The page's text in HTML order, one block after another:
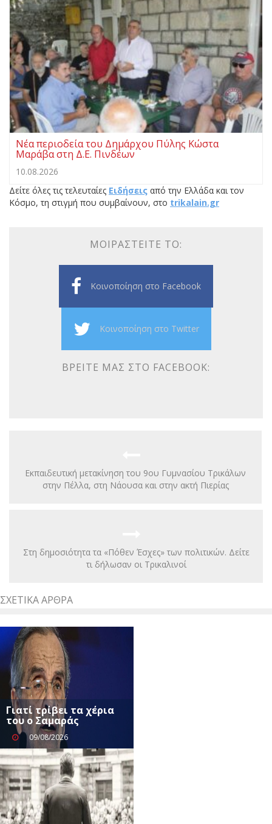
Νέα περιοδεία του Δημάρχου Πύλης Κώστα
Μαράβα στη Δ.Ε. Πινδέων
10.08.2026
Δείτε όλες τις τελευταίες Ειδήσεις από την Ελλάδα και τον
Κόσμο, τη στιγμή που συμβαίνουν, στο trikalain.gr
ΜΟΙΡΑΣΤΕΊΤΕ ΤΟ:
Κοινοποίηση στο Facebook
Κοινοποίηση στο Twitter
ΒΡΕΊΤΕ ΜΑΣ ΣΤΟ FACEBOOK:
Εκπαιδευτική μετακίνηση του 9ου Γυμνασίου Τρικάλων
στην Πέλλα, στη Νάουσα και στην ακτή Πιερίας
Στη δημοσιότητα τα «Πόθεν Έσχες» των πολιτικών. Δείτε
τι δήλωσαν οι Τρικαλινοί
ΣΧΕΤΙΚΆ ΆΡΘΡΑ
Γιατί τρίβει τα χέρια
του ο Σαμαράς
09/08/2026